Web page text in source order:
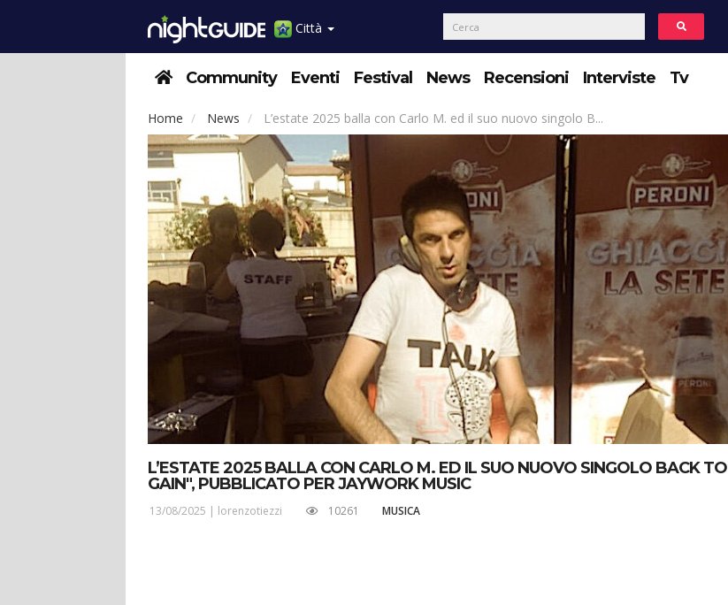
Città
Community Eventi Festival News Recensioni Interviste Tv
Home News L’estate 2025 balla con Carlo M. ed il suo nuovo singolo B...
L’ESTATE 2025 BALLA CON CARLO M. ED IL SUO NUOVO SINGOLO BACK TO
GAIN", PUBBLICATO PER JAYWORK MUSIC
13/08/2025 | lorenzotiezzi 10261 MUSICA